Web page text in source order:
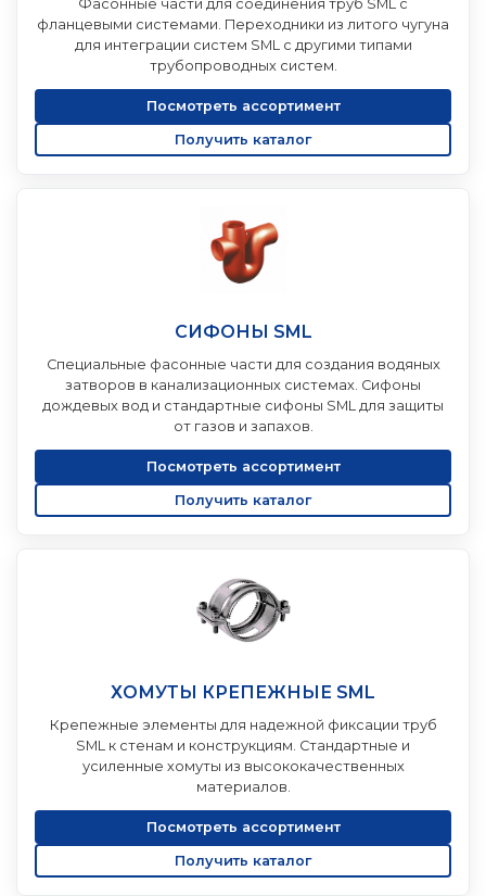
Фасонные части для соединения труб SML с
фланцевыми системами. Переходники из литого чугуна
для интеграции систем SML с другими типами
трубопроводных систем.
Посмотреть ассортимент
Получить каталог
СИФОНЫ SML
Специальные фасонные части для создания водяных
затворов в канализационных системах. Сифоны
дождевых вод и стандартные сифоны SML для защиты
от газов и запахов.
Посмотреть ассортимент
Получить каталог
ХОМУТЫ КРЕПЕЖНЫЕ SML
Крепежные элементы для надежной фиксации труб
SML к стенам и конструкциям. Стандартные и
усиленные хомуты из высококачественных
материалов.
Посмотреть ассортимент
Получить каталог